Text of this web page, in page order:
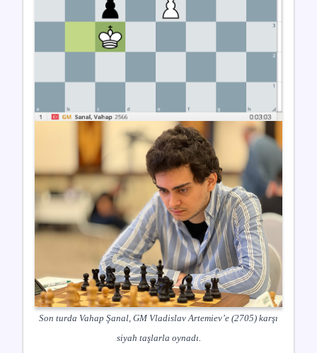
Son turda Vahap Şanal, GM Vladislav Artemiev’e (2705) karşı
siyah taşlarla oynadı.